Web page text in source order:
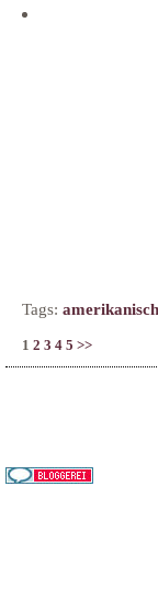
Tags: amerikanisch
1 2 3 4 5 >>